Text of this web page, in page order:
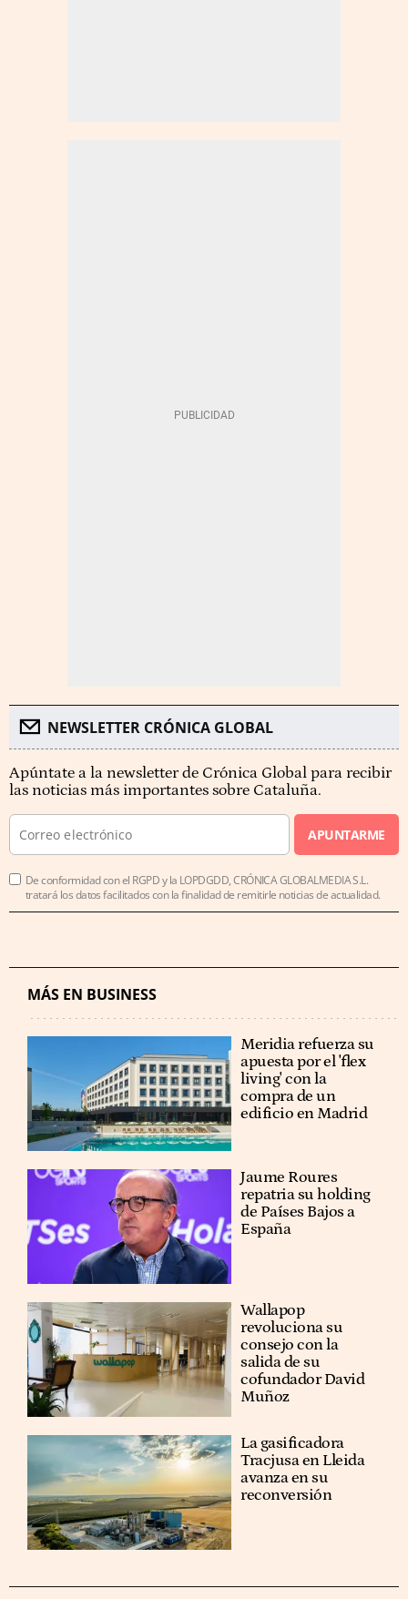
NEWSLETTER CRÓNICA GLOBAL
Apúntate a la newsletter de Crónica Global para recibir
las noticias más importantes sobre Cataluña.
APUNTARME
De conformidad con el RGPD y la LOPDGDD, CRÓNICA GLOBALMEDIA S.L.
tratará los datos facilitados con la finalidad de remitirle noticias de actualidad.
MÁS EN BUSINESS
Meridia refuerza su
apuesta por el 'flex
living' con la
compra de un
edificio en Madrid
Jaume Roures
repatria su holding
de Países Bajos a
España
Wallapop
revoluciona su
consejo con la
salida de su
cofundador David
Muñoz
La gasificadora
Tracjusa en Lleida
avanza en su
reconversión